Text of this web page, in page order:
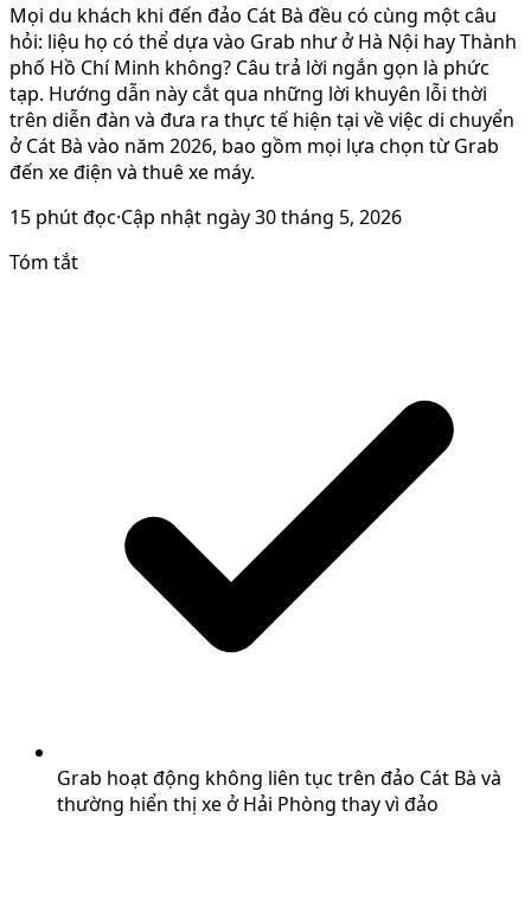
Mọi du khách khi đến đảo Cát Bà đều có cùng một câu
hỏi: liệu họ có thể dựa vào Grab như ở Hà Nội hay Thành
phố Hồ Chí Minh không? Câu trả lời ngắn gọn là phức
tạp. Hướng dẫn này cắt qua những lời khuyên lỗi thời
trên diễn đàn và đưa ra thực tế hiện tại về việc di chuyển
ở Cát Bà vào năm 2026, bao gồm mọi lựa chọn từ Grab
đến xe điện và thuê xe máy.
15 phút đọc·Cập nhật ngày30 tháng 5, 2026
Tóm tắt
Grab hoạt động không liên tục trên đảo Cát Bà và
thường hiển thị xe ở Hải Phòng thay vì đảo